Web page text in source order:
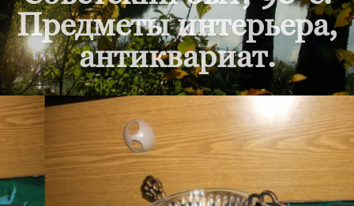
Предметы интерьера,
антиквариат.